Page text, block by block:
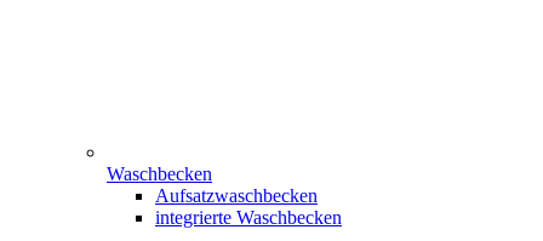
Waschbecken
Aufsatzwaschbecken
integrierte Waschbecken